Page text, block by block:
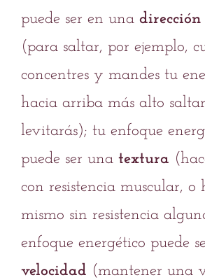
puede ser en una dirección
(para saltar, por ejemplo,
concentres y mandes tu
hacia arriba más alto
levitarás); tu enfoque
puede ser una textura
con resistencia muscular, o
mismo sin resistencia
enfoque energético puede
velocidad (mantener una